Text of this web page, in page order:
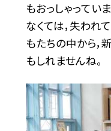
もおっしゃってい
なくては，失われ
もたちの中から，
もしれませんね。